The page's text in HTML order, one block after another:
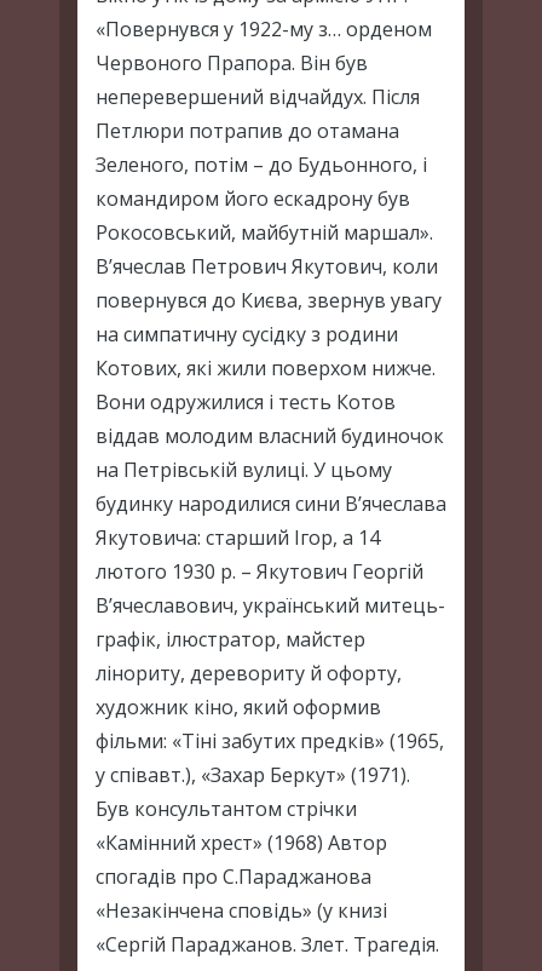
«Повернувся у 1922-му з… орденом
Червоного Прапора. Він був
неперевершений відчайдух. Після
Петлюри потрапив до отамана
Зеленого, потім – до Будьонного, і
командиром його ескадрону був
Рокосовський, майбутній маршал».
В’ячеслав Петрович Якутович, коли
повернувся до Києва, звернув увагу
на симпатичну сусідку з родини
Котових, які жили поверхом нижче.
Вони одружилися і тесть Котов
віддав молодим власний будиночок
на Петрівській вулиці. У цьому
будинку народилися сини В’ячеслава
Якутовича: старший Ігор, а 14
лютого 1930 р. – Якутович Георгій
В’ячеславович, український митець-
графік, ілюстратор, майстер
лінориту, деревориту й офорту,
художник кіно, який оформив
фільми: «Тіні забутих предків» (1965,
у співавт.), «Захар Беркут» (1971).
Був консультантом стрічки
«Камінний хрест» (1968) Автор
спогадів про С.Параджанова
«Незакінчена сповідь» (у книзі
«Сергій Параджанов. Злет. Трагедія.